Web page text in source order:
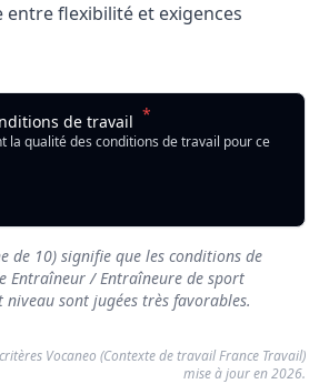
flexibilité et exigences
conditions de travail : Entraîneur /
Entraîneur /
de travail *
la qualité des conditions de travail pour ce
de 10) signifie que les conditions de
Entraîneur / Entraîneure de sport
sont jugées très favorables.
Vocaneo (Contexte de travail France Travail)
mise à jour en 2026.